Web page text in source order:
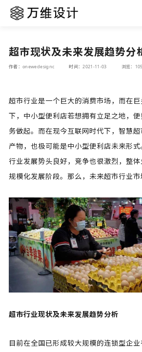
超市现状及未来发展趋势分
作者：onewedesignc 时间：2021-11-03 浏览：
超市行业是一个巨大的消费市场，而在
下，中小型便利店若想拥有立足之地，
务做起。而在现今互联网时代下，智慧
产物，也极可能是中小型便利店未来形
行业发展势头良好，竞争也很激烈，整
规模化发展阶段。那么，未来超市行业
超市行业现状及未来发展趋势分析
目前在全国已形成较大规模的连锁型企业